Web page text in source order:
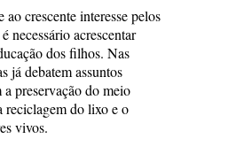
crescente interesse pelos
necessário acrescentar
dos filhos. Nas
já debatem assuntos
preservação do meio
reciclagem do lixo e o
vivos.